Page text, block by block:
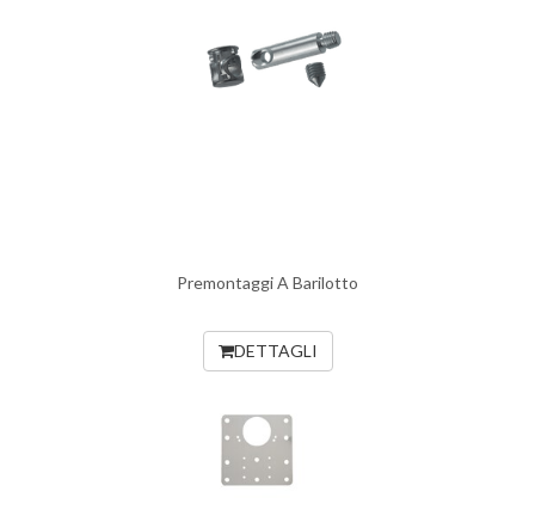
Premontaggi A Barilotto
DETTAGLI